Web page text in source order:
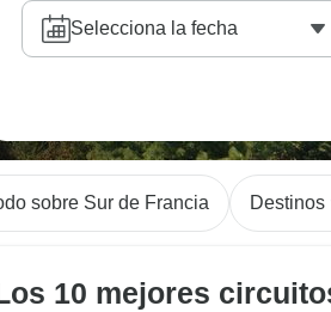
Selecciona la fecha
sobre Sur de Francia Destinos
10 mejores